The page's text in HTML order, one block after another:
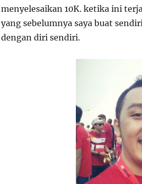
menyelesaikan 10K. ketika ini
yang sebelumnya saya buat
dengan diri sendiri.